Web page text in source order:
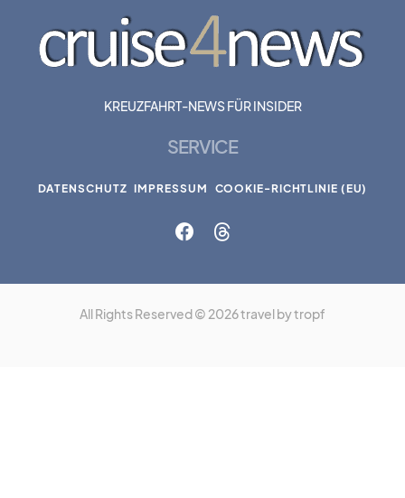
KREUZFAHRT-NEWS FÜR INSIDER
SERVICE
DATENSCHUTZ IMPRESSUM COOKIE-RICHTLINIE (EU)
All Rights Reserved © 2026 travel by tropf